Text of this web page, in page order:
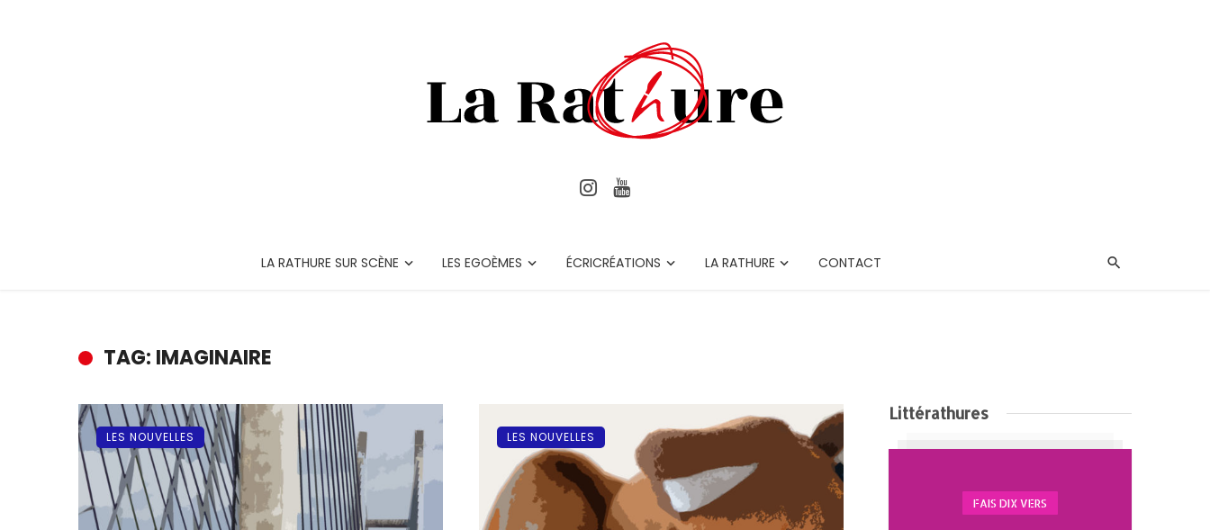
LA RATHURE SUR SCÈNE LES EGOÈMES ÉCRICRÉATIONS LA RATHURE CONTACT
TAG: IMAGINAIRE
LES NOUVELLES LES NOUVELLES
Littérathures
FAIS DIX VERS